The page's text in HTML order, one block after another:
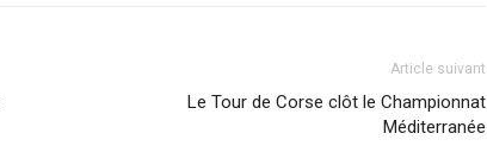
Article suivant
Le Tour de Corse clôt le Championnat
Méditerranée